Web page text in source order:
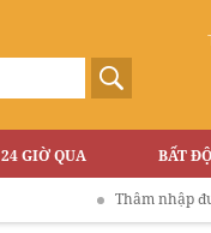
24 GIỜ QUA BẤT
Thâm nhập